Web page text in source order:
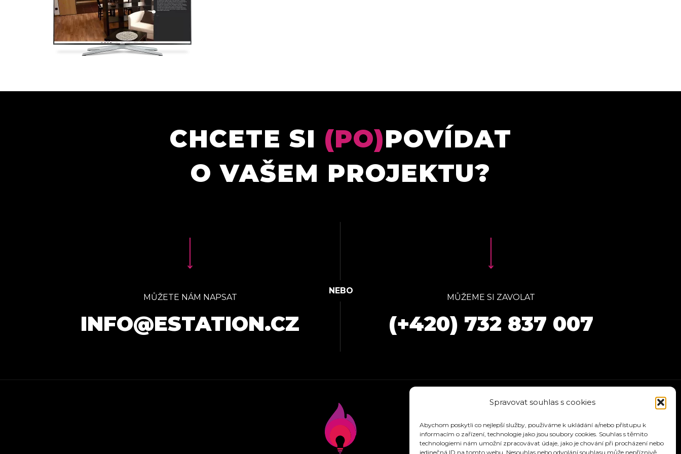
Spravovat souhlas s cookies
Abychom poskytli co nejlepší služby, používáme k ukládání a/nebo přístupu k
informacím o zařízení, technologie jako jsou soubory cookies. Souhlas s těmito
technologiemi nám umožní zpracovávat údaje, jako je chování při procházení nebo
jedinečná ID na tomto webu. Nesouhlas nebo odvolání souhlasu může nepříznivě
CHCETE SI (PO)POVÍDAT
O VAŠEM PROJEKTU?
MŮŽETE NÁM NAPSAT
INFO@ESTATION.CZ
MŮŽEME SI ZAVOLAT
(+420) 732 837 007